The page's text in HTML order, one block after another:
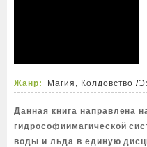
Жанр: Магия, Колдовство /
Данная книга направлена
гидрософиимагической
воды и льда в единую